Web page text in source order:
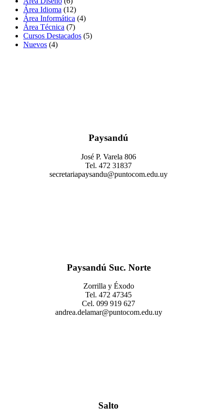
Área Idioma (12)
Área Informática (4)
Área Técnica (7)
Cursos Destacados (5)
Nuevos (4)
Paysandú
José P. Varela 806
Tel. 472 31837
secretariapaysandu@puntocom.edu.uy
Paysandú Suc. Norte
Zorrilla y Éxodo
Tel. 472 47345
Cel. 099 919 627
andrea.delamar@puntocom.edu.uy
Salto